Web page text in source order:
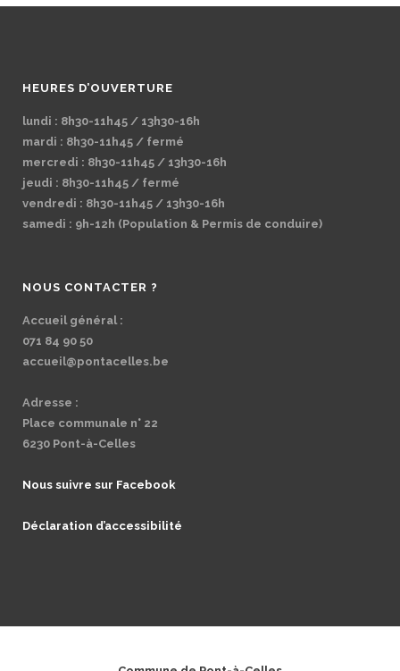
HEURES D’OUVERTURE
lundi : 8h30-11h45 / 13h30-16h
mardi : 8h30-11h45 / fermé
mercredi : 8h30-11h45 / 13h30-16h
jeudi : 8h30-11h45 / fermé
vendredi : 8h30-11h45 / 13h30-16h
samedi : 9h-12h (Population & Permis de conduire)
NOUS CONTACTER ?
Accueil général :
071 84 90 50
accueil@pontacelles.be
Adresse :
Place communale n° 22
6230 Pont-à-Celles
Nous suivre sur Facebook
Déclaration d’accessibilité